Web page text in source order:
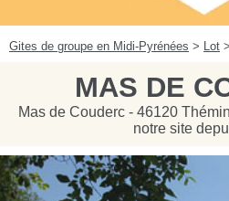
Gites de groupe en Midi-Pyrénées > Lot
MAS DE
Mas de Couderc - 46120
notre site